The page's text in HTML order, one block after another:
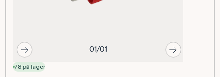
01/01
78 på lager